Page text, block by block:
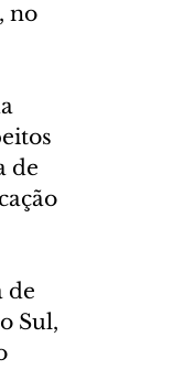
no
de
de
Sul,